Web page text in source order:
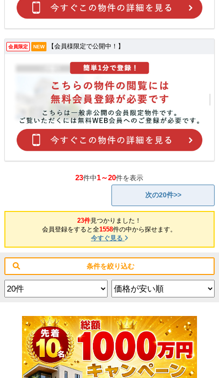
会員限定 NEW 【会員様限定で公開中！】
23件中1～20件を表示
次の20件>>
23件見つかりました！
会員登録をすると全1558件の中から探せます。
今すぐ見る
条件を絞り込む